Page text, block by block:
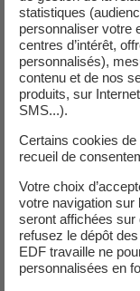
informations et
groupe EDF, sont
droit d'utilisation
soumis à la
Toute
dénaturation,
ou de son
sur quelque
contrefaçon
suivants du Code
Les bases de
statistiques
personnaliser votre
centres d’intérêt,
personnalisés),
contenu et de nos
produits, sur
SMS...).
Certains cookies
recueil de
Votre choix
votre navigation sur
seront affichées sur
refusez le dépôt
EDF travaille ne
personnalisées en